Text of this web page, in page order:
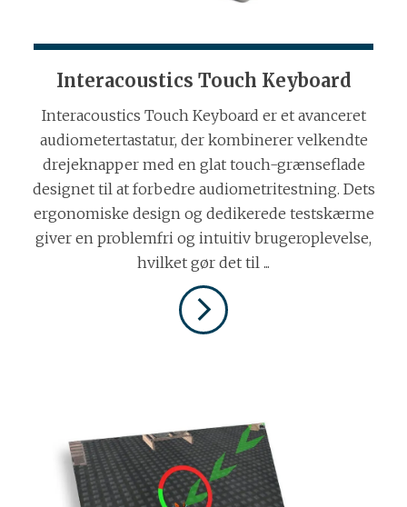
Interacoustics Touch Keyboard
Interacoustics Touch Keyboard er et avanceret
audiometertastatur, der kombinerer velkendte
drejeknapper med en glat touch-grænseflade
designet til at forbedre audiometritestning. Dets
ergonomiske design og dedikerede testskærme
giver en problemfri og intuitiv brugeroplevelse,
hvilket gør det til ...